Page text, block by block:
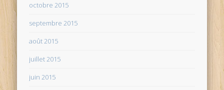
octobre 2015
septembre 2015
août 2015
juillet 2015
juin 2015